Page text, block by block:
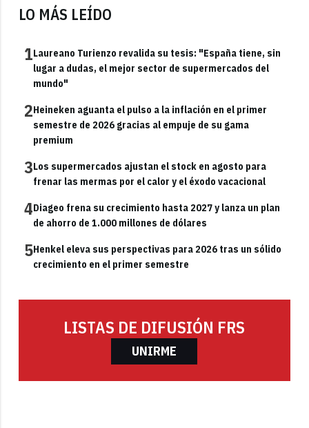
LO MÁS LEÍDO
1Laureano Turienzo revalida su tesis: "España tiene, sin
lugar a dudas, el mejor sector de supermercados del
mundo"
2Heineken aguanta el pulso a la inflación en el primer
semestre de 2026 gracias al empuje de su gama
premium
3Los supermercados ajustan el stock en agosto para
frenar las mermas por el calor y el éxodo vacacional
4Diageo frena su crecimiento hasta 2027 y lanza un plan
de ahorro de 1.000 millones de dólares
5Henkel eleva sus perspectivas para 2026 tras un sólido
crecimiento en el primer semestre
LISTAS DE DIFUSIÓN FRS
UNIRME